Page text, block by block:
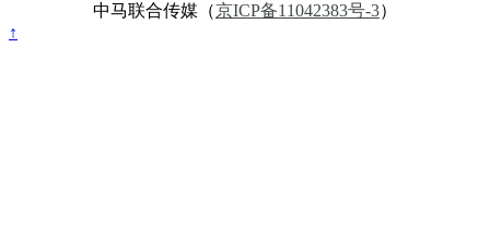
中马联合传媒（京ICP备11042383号-3）
↑